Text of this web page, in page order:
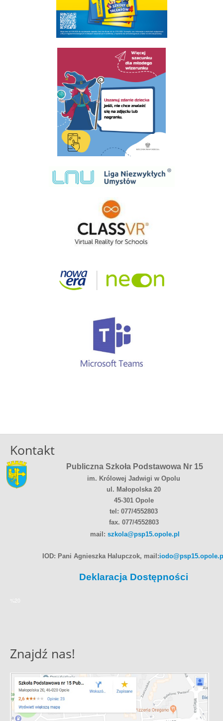
Kontakt
Publiczna Szkoła Podstawowa Nr 15
im. Królowej Jadwigi w Opolu
ul. Małopolska 20
45-301 Opole
tel: 077/4552803
fax. 077/4552803
mail: szkola@psp15.opole.pl
IOD: Pani Agnieszka Halupczok, mail:
Deklaracja Dostępności
%20
Znajdź nas!